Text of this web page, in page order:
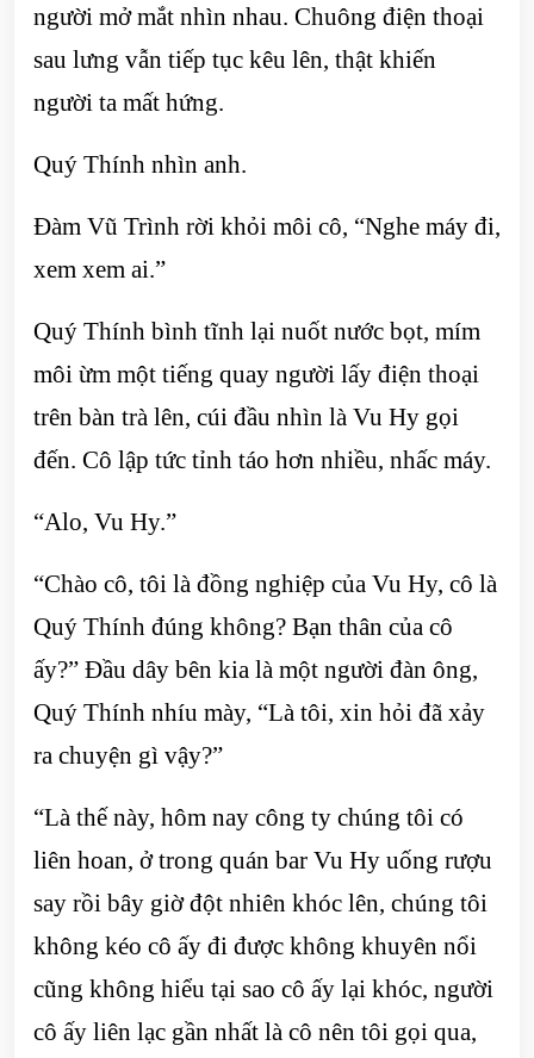
người mở mắt nhìn nhau. Chuông điện thoại
sau lưng vẫn tiếp tục kêu lên, thật khiến
người ta mất hứng.
Quý Thính nhìn anh.
Đàm Vũ Trình rời khỏi môi cô, “Nghe máy đi,
xem xem ai.”
Quý Thính bình tĩnh lại nuốt nước bọt, mím
môi ừm một tiếng quay người lấy điện thoại
trên bàn trà lên, cúi đầu nhìn là Vu Hy gọi
đến. Cô lập tức tỉnh táo hơn nhiều, nhấc máy.
“Alo, Vu Hy.”
“Chào cô, tôi là đồng nghiệp của Vu Hy, cô là
Quý Thính đúng không? Bạn thân của cô
ấy?” Đầu dây bên kia là một người đàn ông,
Quý Thính nhíu mày, “Là tôi, xin hỏi đã xảy
ra chuyện gì vậy?”
“Là thế này, hôm nay công ty chúng tôi có
liên hoan, ở trong quán bar Vu Hy uống rượu
say rồi bây giờ đột nhiên khóc lên, chúng tôi
không kéo cô ấy đi được không khuyên nổi
cũng không hiểu tại sao cô ấy lại khóc, người
cô ấy liên lạc gần nhất là cô nên tôi gọi qua,